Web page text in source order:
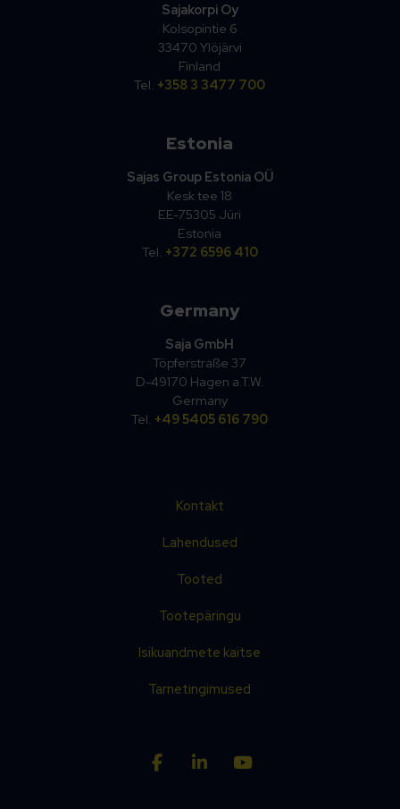
Sajakorpi Oy
Kolsopintie 6
33470 Ylöjärvi
Finland
Tel. +358 3 3477 700
Estonia
Sajas Group Estonia OÜ
Kesk tee 18
EE-75305 Jüri
Estonia
Tel. +372 6596 410
Germany
Saja GmbH
Töpferstraße 37
D-49170 Hagen a.T.W.
Germany
Tel. +49 5405 616 790
Kontakt
Lahendused
Tooted
Tootepäringu
Isikuandmete kaitse
Tarnetingimused